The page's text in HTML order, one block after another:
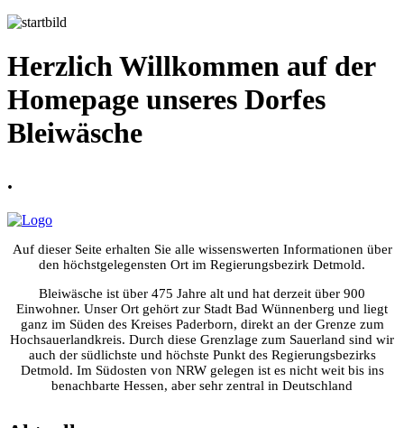
Herzlich Willkommen auf der
Homepage unseres Dorfes
Bleiwäsche
.
Auf dieser Seite erhalten Sie alle wissenswerten Informationen über
den höchstgelegensten Ort im Regierungsbezirk Detmold.
Bleiwäsche ist über 475 Jahre alt und hat derzeit über 900
Einwohner. Unser Ort gehört zur Stadt Bad Wünnenberg und liegt
ganz im Süden des Kreises Paderborn, direkt an der Grenze zum
Hochsauerlandkreis. Durch diese Grenzlage zum Sauerland sind wir
auch der südlichste und höchste Punkt des Regierungsbezirks
Detmold. Im Südosten von NRW gelegen ist es nicht weit bis ins
benachbarte Hessen, aber sehr zentral in Deutschland